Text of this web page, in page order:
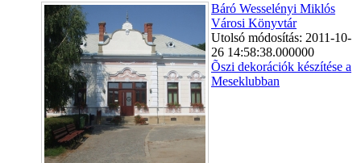
Báró Wesselényi Miklós
Városi Könyvtár
Utolsó módosítás: 2011-10-
26 14:58:38.000000
Õszi dekorációk készítése a
Meseklubban